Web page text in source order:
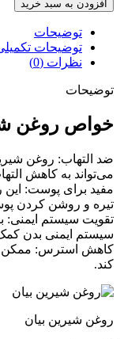
افزودن به سبد خرید
توضیحات
توضیحات
نظرات (0)
توضیحات
خواص روغن
ضد التهاب: روغن
می‌تواند به کاهش
مفید برای پوست:
تیره و روشن کردن
تقویت سیستم ایمنی:
سیستم ایمنی بدن
کاهش استرس:
کند.
روغن شیرین بیان